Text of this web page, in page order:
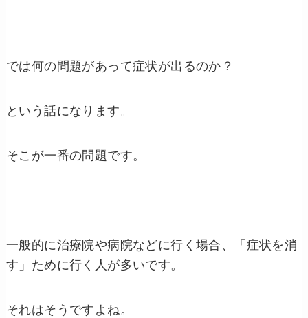
では何の問題があって症状が出るのか？
という話になります。
そこが一番の問題です。
一般的に治療院や病院などに行く場合、「症状を消
す」ために行く人が多いです。
それはそうですよね。